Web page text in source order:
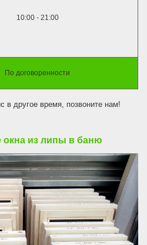
10:00 - 21:00
По договоренности
в другое время, позвоните нам!
из липы в баню